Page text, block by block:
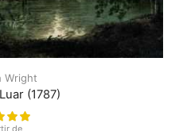
Wright
(1787)